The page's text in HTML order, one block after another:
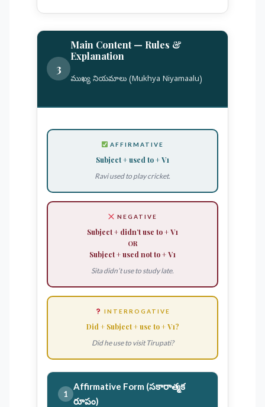
3
Main Content — Rules &
Explanation
ముఖ్య నియమాలు (Mukhya Niyamaalu)
AFFIRMATIVE
Subject +used to+ V1
Ravi used to play cricket.
NEGATIVE
Subject + didn’t use to+ V1
OR
Subject +used not to+ V1
Sita didn’t use to study late.
INTERROGATIVE
Did + Subject +use to+ V1?
Did he use to visit Tirupati?
1
Affirmative Form (సకారాత్మక
రూపం)